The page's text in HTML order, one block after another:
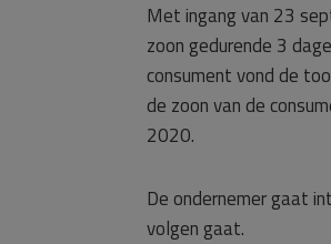
Met ingang van 23
zoon gedurende 3
consument vond de
de zoon van de
2020.
De ondernemer gaat
volgen gaat.